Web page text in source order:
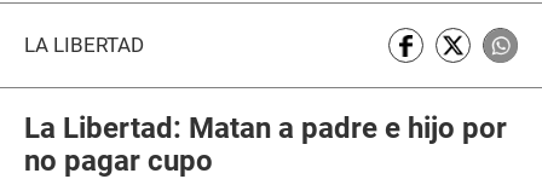
LA LIBERTAD
La Libertad: Matan a padre e hijo por
no pagar cupo